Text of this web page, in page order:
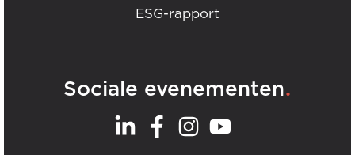
ESG-rapport
Sociale evenementen.